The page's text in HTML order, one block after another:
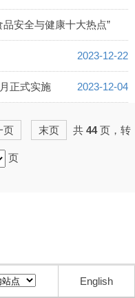
2024-01-25
品安全与健康十大热点”
2024-01-10
2023-12-22
正式实施 2023-12-04
页 末页 共 44页，转
页
English